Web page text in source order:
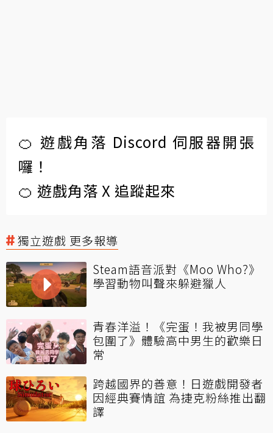
🍊 遊戲角落 Discord 伺服器開張
囉！
🍊 遊戲角落 X 追蹤起來
獨立遊戲 更多報導
Steam語音派對《Moo Who?》
學習動物叫聲來躲避獵人
青春洋溢！《完蛋！我被男同學
包圍了》體驗高中男生的歡樂日
常
跨越國界的善意！日遊戲開發者
因經典賽情誼 為捷克粉絲推出翻
譯